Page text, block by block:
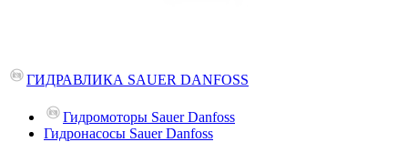
ГИДРАВЛИКА SAUER DANFOSS
Гидромоторы Sauer Danfoss
Гидронасосы Sauer Danfoss